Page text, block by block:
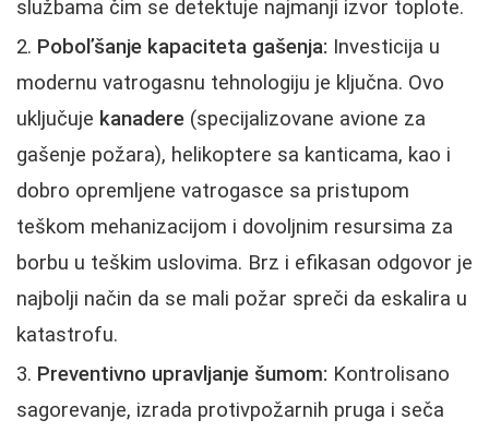
službama čim se detektuje najmanji izvor toplote.
Poboľšanje kapaciteta gašenja: Investicija u
modernu vatrogasnu tehnologiju je ključna. Ovo
uključuje kanadere (specijalizovane avione za
gašenje požara), helikoptere sa kanticama, kao i
dobro opremljene vatrogasce sa pristupom
teškom mehanizacijom i dovoljnim resursima za
borbu u teškim uslovima. Brz i efikasan odgovor je
najbolji način da se mali požar spreči da eskalira u
katastrofu.
Preventivno upravljanje šumom: Kontrolisano
sagorevanje, izrada protivpožarnih pruga i seča